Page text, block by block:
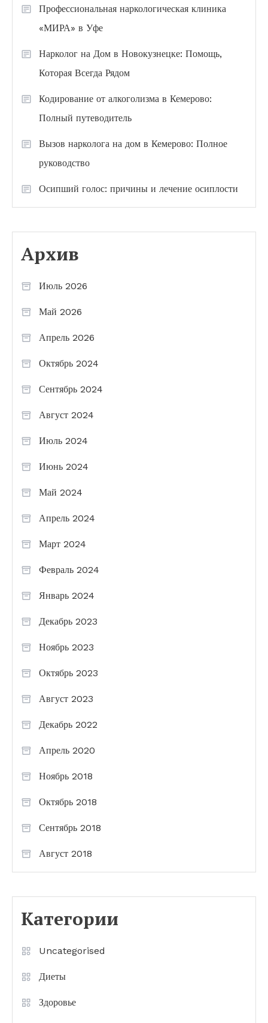
Профессиональная наркологическая клиника
«МИРА» в Уфе
Нарколог на Дом в Новокузнецке: Помощь,
Которая Всегда Рядом
Кодирование от алкоголизма в Кемерово:
Полный путеводитель
Вызов нарколога на дом в Кемерово: Полное
руководство
Осипший голос: причины и лечение осиплости
Архив
Июль 2026
Май 2026
Апрель 2026
Октябрь 2024
Сентябрь 2024
Август 2024
Июль 2024
Июнь 2024
Май 2024
Апрель 2024
Март 2024
Февраль 2024
Январь 2024
Декабрь 2023
Ноябрь 2023
Октябрь 2023
Август 2023
Декабрь 2022
Апрель 2020
Ноябрь 2018
Октябрь 2018
Сентябрь 2018
Август 2018
Категории
Uncategorised
Диеты
Здоровье